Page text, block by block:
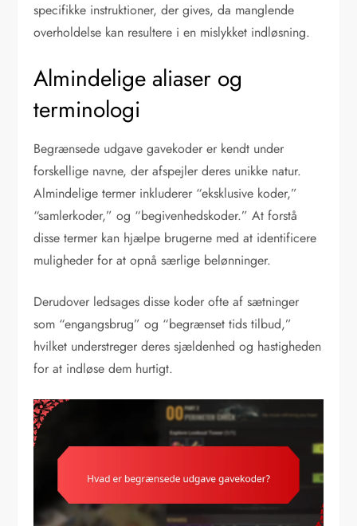
specifikke instruktioner, der gives, da manglende
overholdelse kan resultere i en mislykket indløsning.
Almindelige aliaser og
terminologi
Begrænsede udgave gavekoder er kendt under
forskellige navne, der afspejler deres unikke natur.
Almindelige termer inkluderer “eksklusive koder,”
“samlerkoder,” og “begivenhedskoder.” At forstå
disse termer kan hjælpe brugerne med at identificere
muligheder for at opnå særlige belønninger.
Derudover ledsages disse koder ofte af sætninger
som “engangsbrug” og “begrænset tids tilbud,”
hvilket understreger deres sjældenhed og hastigheden
for at indløse dem hurtigt.